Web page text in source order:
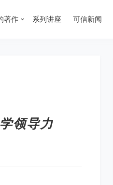
著作 系列讲座 可信新闻
领导力